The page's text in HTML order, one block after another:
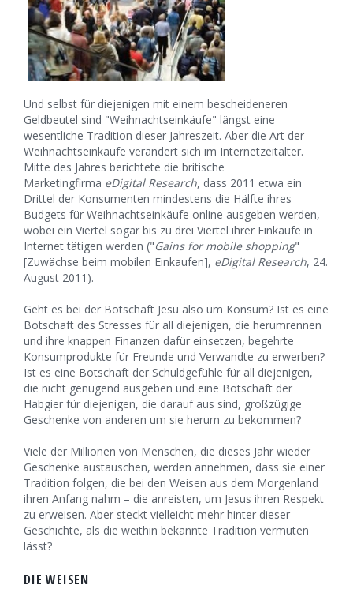
Und selbst für diejenigen mit einem bescheideneren
Geldbeutel sind "Weihnachtseinkäufe" längst eine
wesentliche Tradition dieser Jahreszeit. Aber die Art der
Weihnachtseinkäufe verändert sich im Internetzeitalter.
Mitte des Jahres berichtete die britische
Marketingfirma eDigital Research, dass 2011 etwa ein
Drittel der Konsumenten mindestens die Hälfte ihres
Budgets für Weihnachtseinkäufe online ausgeben werden,
wobei ein Viertel sogar bis zu drei Viertel ihrer Einkäufe in
Internet tätigen werden ("Gains for mobile shopping"
[Zuwächse beim mobilen Einkaufen], eDigital Research, 24.
August 2011).
Geht es bei der Botschaft Jesu also um Konsum? Ist es eine
Botschaft des Stresses für all diejenigen, die herumrennen
und ihre knappen Finanzen dafür einsetzen, begehrte
Konsumprodukte für Freunde und Verwandte zu erwerben?
Ist es eine Botschaft der Schuldgefühle für all diejenigen,
die nicht genügend ausgeben und eine Botschaft der
Habgier für diejenigen, die darauf aus sind, großzügige
Geschenke von anderen um sie herum zu bekommen?
Viele der Millionen von Menschen, die dieses Jahr wieder
Geschenke austauschen, werden annehmen, dass sie einer
Tradition folgen, die bei den Weisen aus dem Morgenland
ihren Anfang nahm – die anreisten, um Jesus ihren Respekt
zu erweisen. Aber steckt vielleicht mehr hinter dieser
Geschichte, als die weithin bekannte Tradition vermuten
lässt?
DIE WEISEN